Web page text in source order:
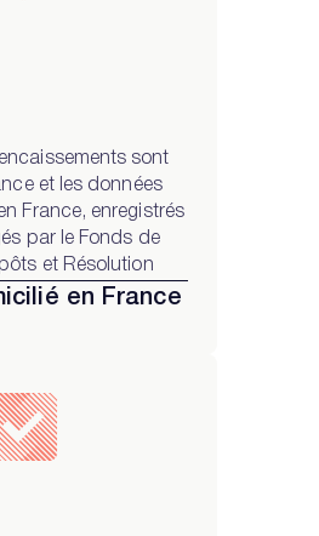
sont
et les données
France, enregistrés
par le Fonds de
et Résolution
en France